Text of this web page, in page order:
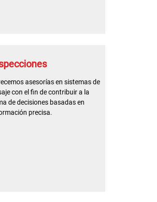
asesorías en sistemas de
con el fin de contribuir a la
de decisiones basadas en
precisa.